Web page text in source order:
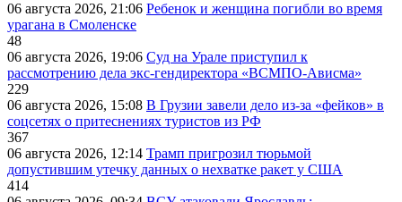
06 августа 2026, 21:06 Ребенок и женщина погибли во время
урагана в Смоленске
48
06 августа 2026, 19:06 Суд на Урале приступил к
рассмотрению дела экс-гендиректора «ВСМПО-Ависма»
229
06 августа 2026, 15:08 В Грузии завели дело из-за «фейков» в
соцсетях о притеснениях туристов из РФ
367
06 августа 2026, 12:14 Трамп пригрозил тюрьмой
допустившим утечку данных о нехватке ракет у США
414